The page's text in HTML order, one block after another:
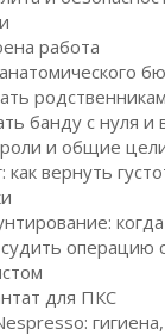
работа
родственникам
банду с нуля и
и общие
как вернуть
операцию
для ПКС